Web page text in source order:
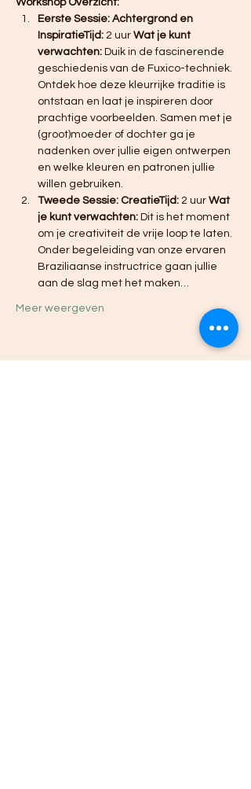
Workshop Overzicht:
Eerste Sessie: Achtergrond en
InspiratieTijd: 2 uur Wat je kunt
verwachten: Duik in de fascinerende
geschiedenis van de Fuxico-techniek.
Ontdek hoe deze kleurrijke traditie is
ontstaan en laat je inspireren door
prachtige voorbeelden. Samen met je
(groot)moeder of dochter ga je
nadenken over jullie eigen ontwerpen
en welke kleuren en patronen jullie
willen gebruiken.
Tweede Sessie: CreatieTijd: 2 uur Wat
je kunt verwachten: Dit is het moment
om je creativiteit de vrije loop te laten.
Onder begeleiding van onze ervaren
Braziliaanse instructrice gaan jullie
aan de slag met het maken…
Meer weergeven